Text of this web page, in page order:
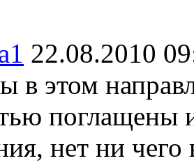
22.08.2010
в этом
поглащены
нет ни чего